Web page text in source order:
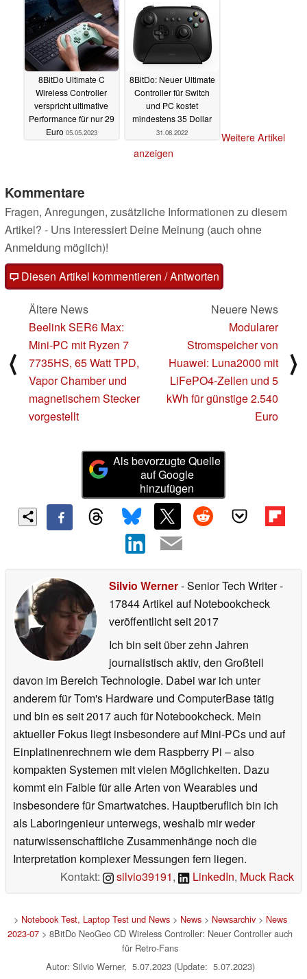
8BitDo Ultimate C
Wireless Controller
verspricht ultimative
Performance für nur 29
Euro 05.05.2023
8BitDo: Neuer Ultimate
Controller für Switch
und PC kostet
mindestens 35 Dollar
31.08.2022
Weitere Artikel
anzeigen
Kommentare
Fragen, Anregungen, zusätzliche Informationen zu diesem
Artikel? - Uns interessiert Deine Meinung (auch ohne
Anmeldung möglich)!
Diesen Artikel kommentieren / Antworten
⟨
Ältere News
Beelink SER6 Max:
Mini-PC mit Ryzen 7
7735HS, 65 Watt TPD,
Vapor Chamber und
magnetischem Stecker
vorgestellt
Neuere News
Modularer
Stromspeicher von
Huawei: Luna2000 mit
LiFePO4-Zellen und 5
kWh für günstige 2.540
Euro
⟩
Als bevorzugte Quelle
auf Google
hinzufügen
Silvio Werner- Senior Tech Writer-
17844 Artikel auf Notebookcheck
veröffentlichtseit 2017
Ich bin seit über zehn Jahren
journalistisch aktiv, den Großteil
davon im Bereich Technologie. Dabei war ich unter
anderem für Tom's Hardware und ComputerBase tätig
und bin es seit 2017 auch für Notebookcheck. Mein
aktueller Fokus liegt insbesondere auf Mini-PCs und auf
Einplatinenrechnern wie dem Raspberry Pi – also
kompakten Systemen mit vielen Möglichkeiten. Dazu
kommt ein Faible für alle Arten von Wearables und
insbesondere für Smartwatches. Hauptberuflich bin ich
als Laboringenieur unterwegs, weshalb mir weder
naturwissenschaftliche Zusammenhänge noch die
Interpretation komplexer Messungen fern liegen.
Kontakt:
silvio39191, LinkedIn, Muck Rack
> Notebook Test, Laptop Test und News> News> Newsarchiv> News
2023-07 > 8BitDo NeoGeo CD Wireless Controller: Neuer Controller auch
für Retro-Fans
Autor: Silvio Werner, 5.07.2023 (Update: 5.07.2023)